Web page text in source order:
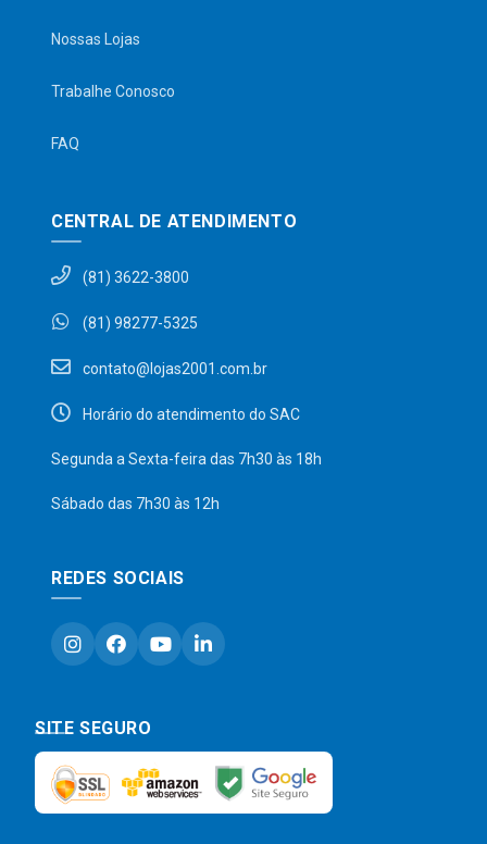
Nossas Lojas
Trabalhe Conosco
FAQ
CENTRAL DE ATENDIMENTO
(81) 3622-3800
(81) 98277-5325
contato@lojas2001.com.br
Horário do atendimento do SAC
Segunda a Sexta-feira das 7h30 às 18h
Sábado das 7h30 às 12h
REDES SOCIAIS
SITE SEGURO